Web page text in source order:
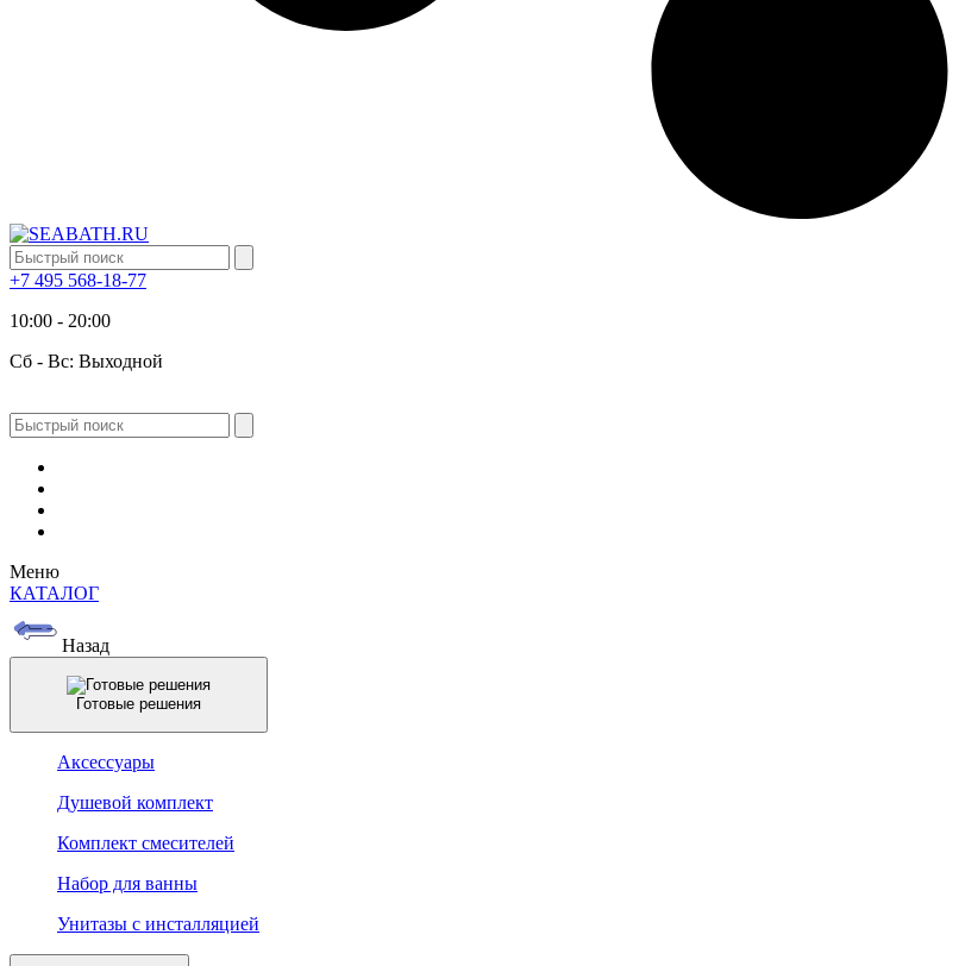
+7 495 568-18-77
10:00 - 20:00
Сб - Вс: Выходной
Меню
КАТАЛОГ
Назад
Готовые решения
Аксессуары
Душевой комплект
Комплект смесителей
Набор для ванны
Унитазы с инсталляцией